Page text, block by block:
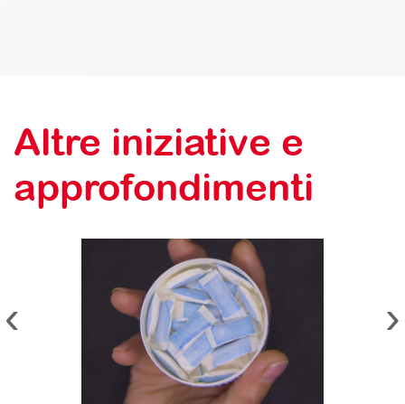
Altre iniziative e
approfondimenti
‹ ›